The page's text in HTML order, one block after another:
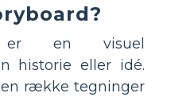
er en visuel
historie eller idé.
række tegninger